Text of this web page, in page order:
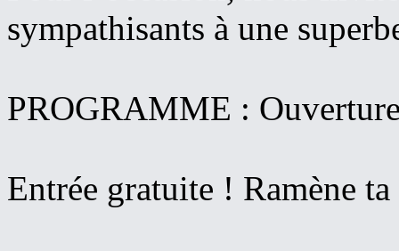
sympathisants à une
PROGRAMME :
Entrée gratuite ! Ramène